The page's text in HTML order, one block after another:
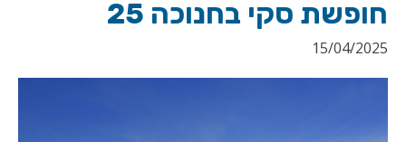
חופשת סקי בחנוכה 25
15/04/2025